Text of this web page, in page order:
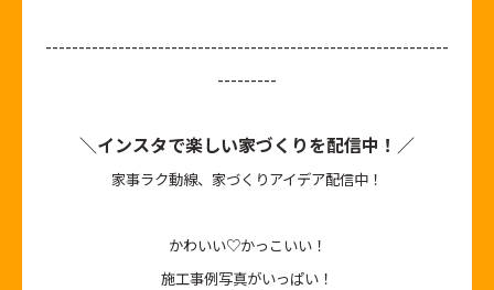
-------------------------------------------------------------
---------
＼インスタで楽しい家づくりを配信中！／
家事ラク動線、家づくりアイデア配信中！
かわいい♡かっこいい！
施工事例写真がいっぱい！